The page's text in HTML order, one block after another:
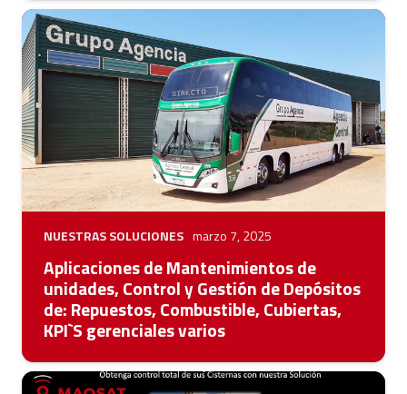
NUESTRAS SOLUCIONES marzo 7, 2025
Aplicaciones de Mantenimientos de
unidades, Control y Gestión de Depósitos
de: Repuestos, Combustible, Cubiertas,
KPI`S gerenciales varios